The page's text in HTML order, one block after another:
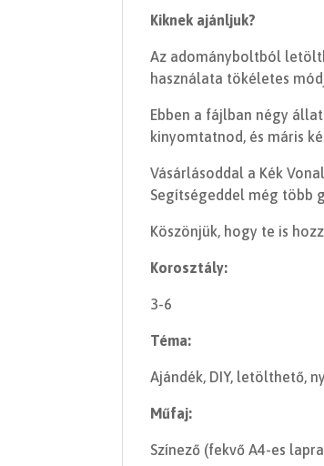
Kiknek ajánljuk?
Az adományboltból
használata tökéletes
Ebben a fájlban négy
kinyomtatnod, és máris
Vásárlásoddal a Kék
Segítségeddel még több
Köszönjük, hogy te is
Korosztály:
3-6
Téma:
Ajándék, DIY, letölthető,
Műfaj:
Színező (fekvő A4-es